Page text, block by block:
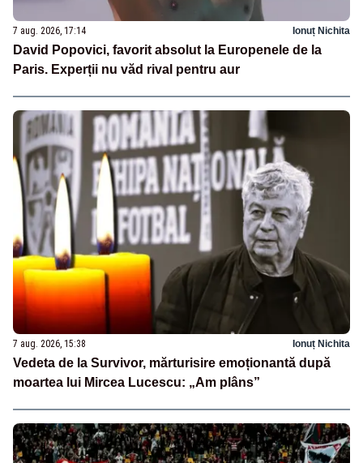
7 aug. 2026, 17:14 Ionuț Nichita
David Popovici, favorit absolut la Europenele de la
Paris. Experții nu văd rival pentru aur
7 aug. 2026, 15:38 Ionuț Nichita
Vedeta de la Survivor, mărturisire emoționantă după
moartea lui Mircea Lucescu: „Am plâns”